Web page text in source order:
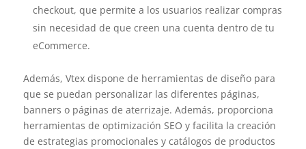
checkout, que permite a los usuarios realizar compras
sin necesidad de que creen una cuenta dentro de tu
eCommerce.
Además, Vtex dispone de herramientas de diseño para
que se puedan personalizar las diferentes páginas,
banners o páginas de aterrizaje. Además, proporciona
herramientas de optimización SEO y facilita la creación
de estrategias promocionales y catálogos de productos